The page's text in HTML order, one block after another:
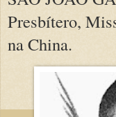
Presbítero,
na China.